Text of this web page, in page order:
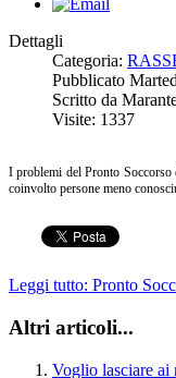
Dettagli
Categoria:
Pubblicato
Scritto da
Visite: 1337
I problemi del Pronto Soccorso
coinvolto persone meno
Leggi tutto: Pronto
Altri articoli...
Voglio lasciare